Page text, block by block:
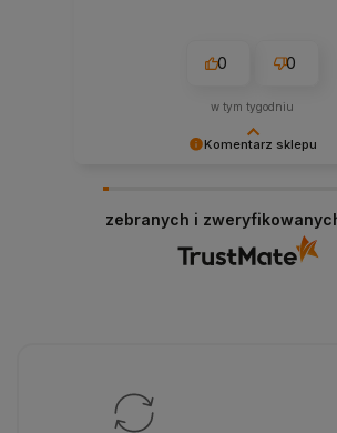
Komentarz sklepu
0 0
w tym tygodniu
zebranych i